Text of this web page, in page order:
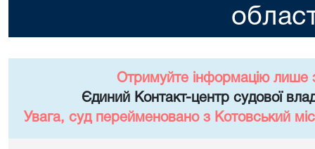
Отримуйте інформацію лише
Єдиний Контакт-центр судової
Увага, суд перейменовано з Котовський